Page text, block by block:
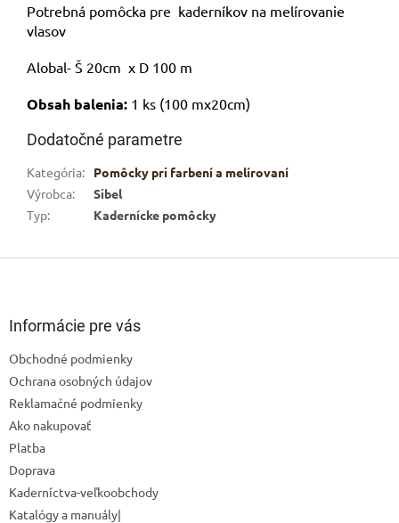
Potrebná pomôcka pre kaderníkov na melírovanie
vlasov
Alobal- Š 20cm x D 100 m
Obsah balenia: 1 ks (100 mx20cm)
Dodatočné parametre
Kategória:
Pomôcky pri farbení a melírovaní
Výrobca:
Sibel
Typ: Kadernícke pomôcky
Informácie pre vás
Obchodné podmienky
Ochrana osobných údajov
Reklamačné podmienky
Ako nakupovať
Platba
Doprava
Kaderníctva-veľkoobchody
Katalógy a manuály|